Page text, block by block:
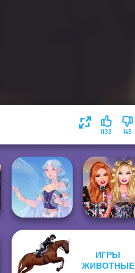
145
1132
Faithful Elf
Bestie Birthday
Surprise
ИГРЫ
ЖИВОТНЫЕ